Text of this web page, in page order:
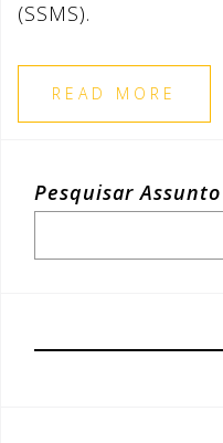
(SSMS).
READ MORE
Pesquisar Assunto